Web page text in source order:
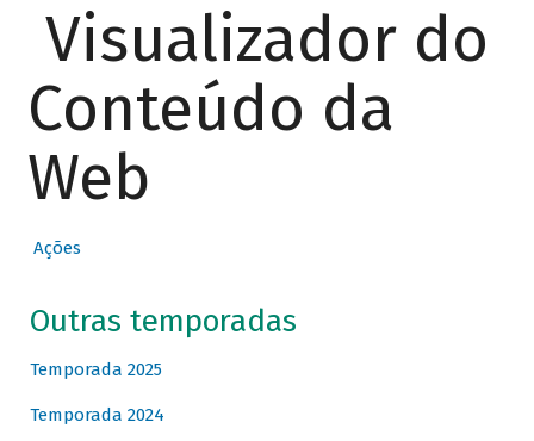
Visualizador do
Conteúdo da
Web
Ações
Outras temporadas
Temporada 2025
Temporada 2024